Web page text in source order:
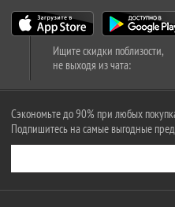
Ищите скидки поблизости,
не выходя из чата:
Сэкономьте до 90% при любых
Подпишитесь на самые выгодные